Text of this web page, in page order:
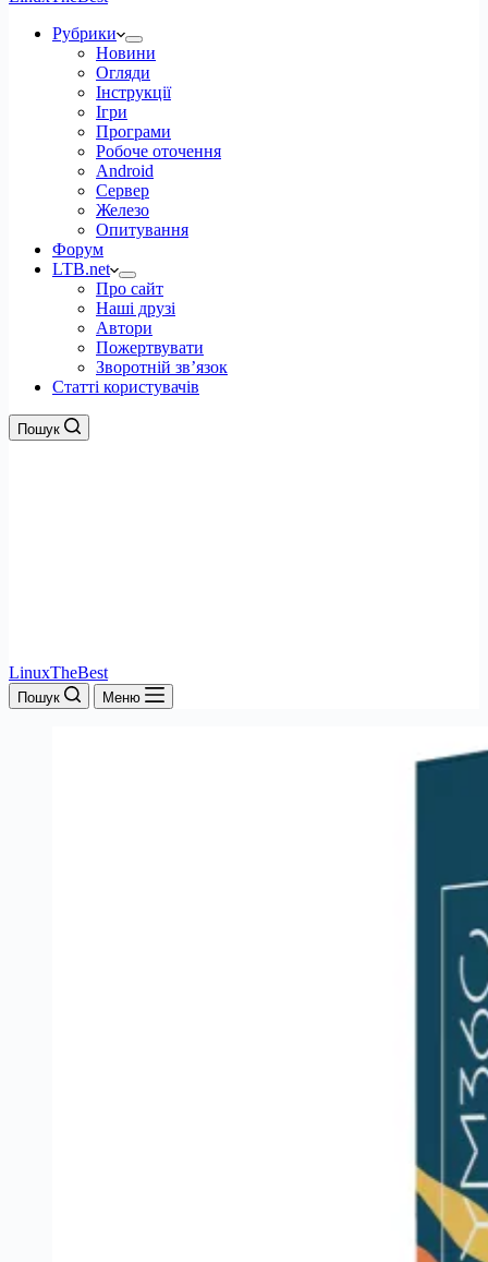
Рубрики
Новини
Огляди
Інструкції
Ігри
Програми
Робоче оточення
Android
Сервер
Железо
Опитування
Форум
LTB.net
Про сайт
Наші друзі
Автори
Пожертвувати
Зворотній зв’язок
Статті користувачів
Пошук
LinuxTheBest
Пошук Меню